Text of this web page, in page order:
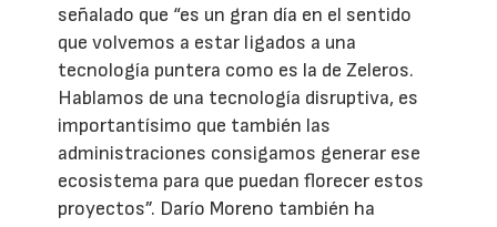
señalado que “es un gran día en el sentido
que volvemos a estar ligados a una
tecnología puntera como es la de Zeleros.
Hablamos de una tecnología disruptiva, es
importantísimo que también las
administraciones consigamos generar ese
ecosistema para que puedan florecer estos
proyectos”. Darío Moreno también ha